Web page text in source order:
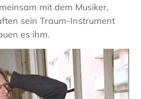
mit dem Musiker,
sein Traum-Instrument
es ihm.